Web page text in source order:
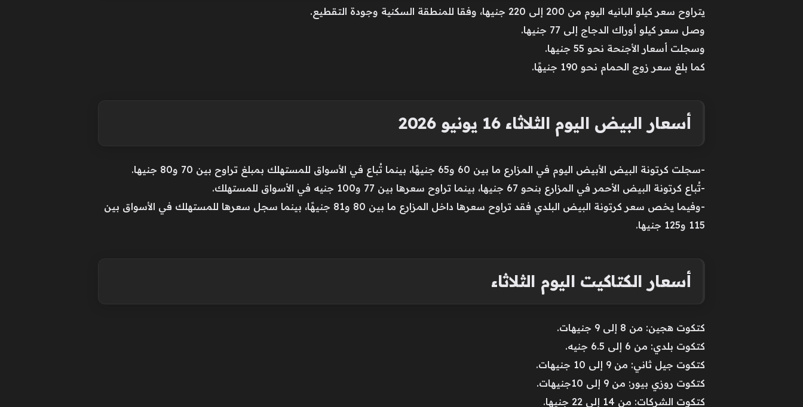
يتراوح سعر كيلو البانيه اليوم من 200 إلى 220 جنيها، وفقا للمنطقة السكنية وجودة التقطيع.
وصل سعر كيلو أوراك الدجاج إلى 77 جنيها.
وسجلت أسعار الأجنحة نحو 55 جنيها.
كما بلغ سعر زوج الحمام نحو 190 جنيهًا.
أسعار البيض اليوم الثلاثاء 16 يونيو 2026
-سجلت كرتونة البيض الأبيض اليوم في المزارع ما بين 60 و65 جنيهًا، بينما تُباع في الأسواق للمستهلك بمبلغ تراوح بين 70 و80 جنيها.
-تُباع كرتونة البيض الأحمر في المزارع بنحو 67 جنيها، بينما تراوح سعرها بين 77 و100 جنيه في الأسواق للمستهلك.
-وفيما يخص سعر كرتونة البيض البلدي فقد تراوح سعرها داخل المزارع ما بين 80 و81 جنيهًا، بينما سجل سعرها للمستهلك في الأسواق بين
115 و125 جنيها.
أسعار الكتاكيت اليوم الثلاثاء
كتكوت هجين: من 8 إلى 9 جنيهات.
كتكوت بلدي: من 6 إلى 6.5 جنيه.
كتكوت جيل ثاني: من 9 إلى 10 جنيهات.
كتكوت روزي بيور: من 9 إلى 10جنيهات.
كتكوت الشركات: من 14 إلى 22 جنيها.